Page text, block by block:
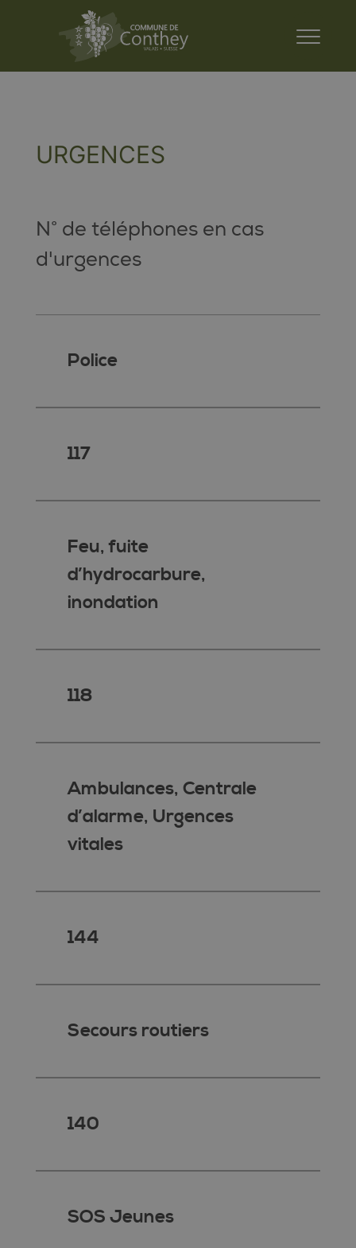
URGENCES
N° de téléphones en cas
d'urgences
Police
117
Feu, fuite
d’hydrocarbure,
inondation
118
Ambulances, Centrale
d’alarme, Urgences
vitales
144
Secours routiers
140
SOS Jeunes